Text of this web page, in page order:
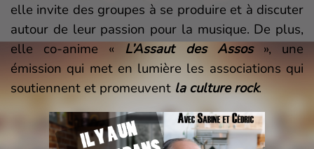
elle invite des groupes à se produire et à discuter
autour de leur passion pour la musique. De plus,
elle co-anime « L’Assaut des Assos», une
émission qui met en lumière les associations qui
soutiennent et promeuvent la culture rock.